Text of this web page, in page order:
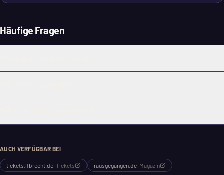
Häufige Fragen
AUCH VERFÜGBAR BEI
tickets.lfbrecht.de· Tickets rausgegangen.de· Magazin